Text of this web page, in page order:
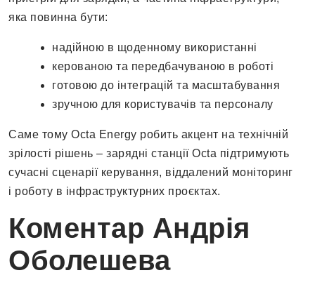
яка повинна бути:
надійною в щоденному використанні
керованою та передбачуваною в роботі
готовою до інтеграцій та масштабування
зручною для користувачів та персоналу
Саме тому Octa Energy робить акцент на технічній
зрілості рішень – зарядні станції Octa підтримують
сучасні сценарії керування, віддалений моніторинг
і роботу в інфраструктурних проєктах.
Коментар Андрія
Оболешева